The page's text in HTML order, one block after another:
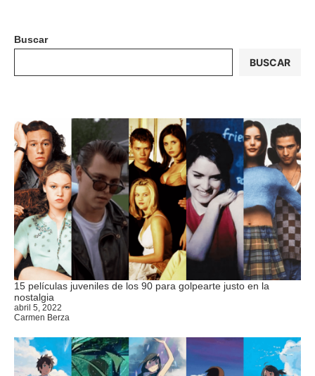
Buscar
BUSCAR
15 películas juveniles de los 90 para golpearte justo en la
nostalgia
abril 5, 2022
Carmen Berza